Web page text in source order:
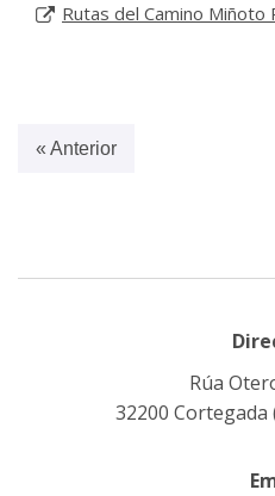
Rutas del Camino Miñoto
« Anterior
Rúa
32200 Cortegada